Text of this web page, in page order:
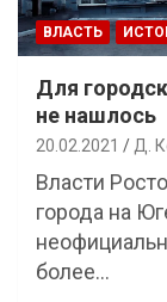
ВЛАСТЬ
Для
не нашлось
20.02.2021 Д.
Власти
города на
более…